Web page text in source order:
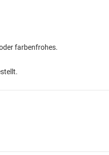
farbenfrohes.